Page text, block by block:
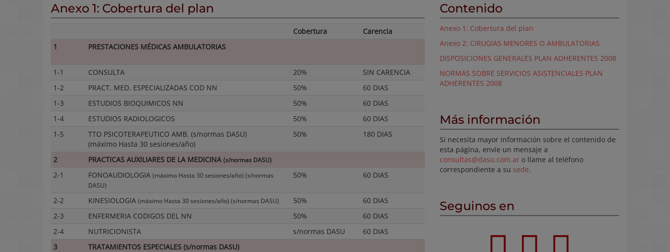
Anexo 1: Cobertura del plan
Cobertura
Carencia
1
PRESTACIONES MÉDICAS AMBULATORIAS
1-1 CONSULTA 20%
SIN CARENCIA
1-2
PRACT. MED. ESPECIALIZADAS COD NN 50%
60 DIAS
1-3
ESTUDIOS BIOQUIMICOS NN 50%
60 DIAS
1-4
ESTUDIOS RADIOLOGICOS 50%
60 DIAS
1-5
TTO PSICOTERAPEUTICO AMB. (s/normas DASU)
(máximo Hasta 30 sesiones/año)
50% 180 DIAS
2 PRACTICAS AUXILIARES DE LA MEDICINA(s/normas DASU)
2-1 FONOAUDIOLOGIA (máximo Hasta 30 sesiones/año) (s/normas
DASU)
50% 60 DIAS
2-2 KINESIOLOGIA (máximo Hasta 30 sesiones/año) (s/normas DASU) 50%
60 DIAS
2-3
ENFERMERIA CODIGOS DEL NN 50%
60 DIAS
2-4
NUTRICIONISTA s/normas DASU
60 DIAS
3
TRATAMIENTOS ESPECIALES (s/normas DASU)
Contenido
Anexo 1: Cobertura del plan
Anexo 2: CIRUGIAS MENORES O AMBULATORIAS
DISPOSICIONES GENERALES PLAN ADHERENTES 2008
NORMAS SOBRE SERVICIOS ASISTENCIALES PLAN
ADHERENTES 2008
Más información
Si necesita mayor información sobre el contenido de
esta página, envíe un mensaje a
consultas@dasu.com.ar o llame al teléfono
correspondiente a su sede.
Seguinos en